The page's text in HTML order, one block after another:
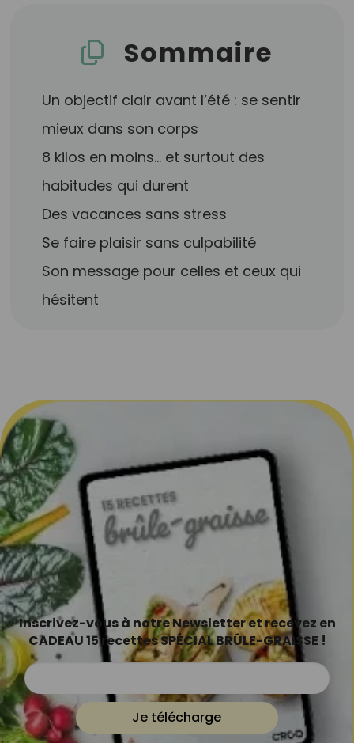
Sommaire
Un objectif clair avant l’été : se sentir
mieux dans son corps
8 kilos en moins… et surtout des
habitudes qui durent
Des vacances sans stress
Se faire plaisir sans culpabilité
Son message pour celles et ceux qui
hésitent
Inscrivez-vous à notre Newsletter et recevez en
CADEAU 15 recettes SPÉCIAL BRÛLE-GRAISSE !
Je télécharge